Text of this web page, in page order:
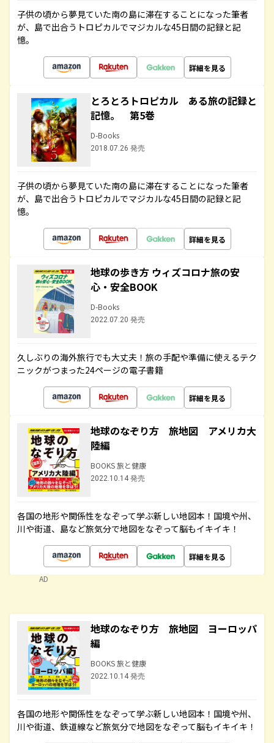
子供の頃から夢見ていた南の島に滞在することになった筆者
が、島で出合うトロピカルでマジカルな45日間の記録と記
憶。
詳細を見る
とろとろトロピカル ある旅の記録と
記憶。 第5巻
D-Books
2018.07.26 発売
子供の頃から夢見ていた南の島に滞在することになった筆者
が、島で出合うトロピカルでマジカルな45日間の記録と記
憶。
詳細を見る
地球の歩き方 ウィズコロナ旅の安
心・安全BOOK
D-Books
2022.07.20 発売
久しぶりの海外旅行でも大丈夫！旅の手配や準備に使えるテク
ニックがつまった24ページの電子書籍
詳細を見る
地球のなぞり方 旅地図 アメリカ大
陸編
BOOKS 旅と健康
2022.10.14 発売
各国の地形や関係性をなぞって学ぶ新しい地図本！国境や州、
川や街道、島など旅気分で地図をなぞって脳もイキイキ！
詳細を見る
AD
地球のなぞり方 旅地図 ヨーロッパ
編
BOOKS 旅と健康
2022.10.14 発売
各国の地形や関係性をなぞって学ぶ新しい地図本！国境や州、
川や街道、鉄道線など旅気分で地図をなぞって脳もイキイキ！